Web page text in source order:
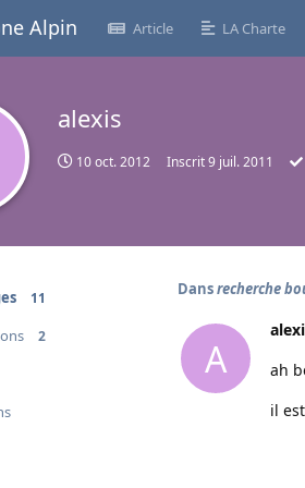
Alpin Article LA Charte
alexis
10 oct. 2012 Inscrit9 juil. 2011
11
2
Dansrecherche
A
ah
il